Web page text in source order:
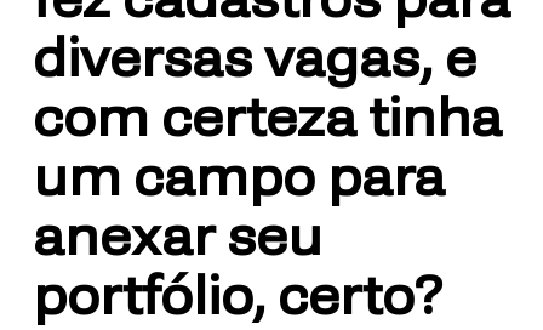
diversas vagas, e
com certeza tinha
um campo para
anexar seu
portfólio, certo?